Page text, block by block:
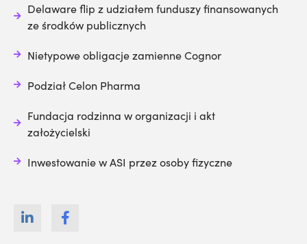
Delaware flip z udziałem funduszy finansowanych
ze środków publicznych
Nietypowe obligacje zamienne Cognor
Podział Celon Pharma
Fundacja rodzinna w organizacji i akt
założycielski
Inwestowanie w ASI przez osoby fizyczne